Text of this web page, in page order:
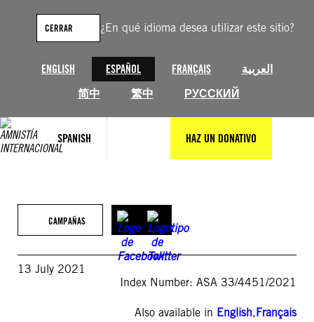
¿En qué idioma desea utilizar este sitio?
ENGLISH ESPAÑOL FRANÇAIS
العربية
简中
繁中 РУССКИЙ
CERRAR
SPANISH HAZ UN DONATIVO
contenido
CAMPAÑAS
13 July 2021
Index Number: ASA 33/4451/2021
Also available in English,Français